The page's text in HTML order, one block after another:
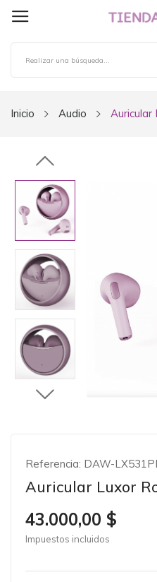
Inicio Audio Auricular
Referencia: DAW-LX531PI
Auricular Luxor
43.000,00 $
Impuestos incluidos